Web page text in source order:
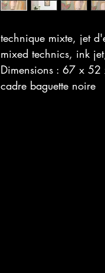
technique mixte, jet
mixed technics, ink
Dimensions : 67 x
cadre baguette noire